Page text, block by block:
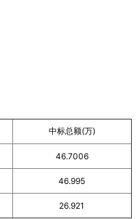
中标总额(万)
46.7006
46.995
26.921